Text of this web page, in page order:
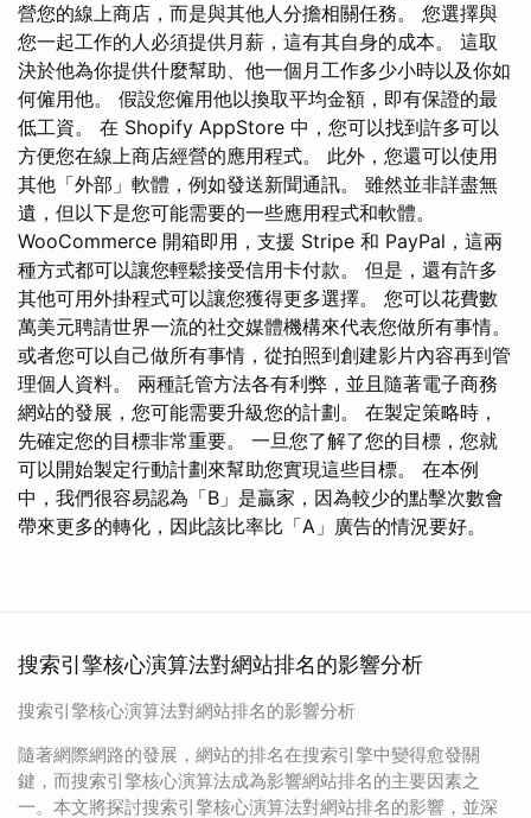
營您的線上商店，而是與其他人分擔相關任務。 您選擇與
您一起工作的人必須提供月薪，這有其自身的成本。 這取
決於他為你提供什麼幫助、他一個月工作多少小時以及你如
何僱用他。 假設您僱用他以換取平均金額，即有保證的最
低工資。 在 Shopify AppStore 中，您可以找到許多可以
方便您在線上商店經營的應用程式。 此外，您還可以使用
其他「外部」軟體，例如發送新聞通訊。 雖然並非詳盡無
遺，但以下是您可能需要的一些應用程式和軟體。
WooCommerce 開箱即用，支援 Stripe 和 PayPal，這兩
種方式都可以讓您輕鬆接受信用卡付款。 但是，還有許多
其他可用外掛程式可以讓您獲得更多選擇。 您可以花費數
萬美元聘請世界一流的社交媒體機構來代表您做所有事情。
或者您可以自己做所有事情，從拍照到創建影片內容再到管
理個人資料。 兩種託管方法各有利弊，並且隨著電子商務
網站的發展，您可能需要升級您的計劃。 在製定策略時，
先確定您的目標非常重要。 一旦您了解了您的目標，您就
可以開始製定行動計劃來幫助您實現這些目標。 在本例
中，我們很容易認為「B」是贏家，因為較少的點擊次數會
帶來更多的轉化，因此該比率比「A」廣告的情況要好。
搜索引擎核心演算法對網站排名的影響分析
搜索引擎核心演算法對網站排名的影響分析
隨著網際網路的發展，網站的排名在搜索引擎中變得愈發關
鍵，而搜索引擎核心演算法成為影響網站排名的主要因素之
一。本文將探討搜索引擎核心演算法對網站排名的影響，並深